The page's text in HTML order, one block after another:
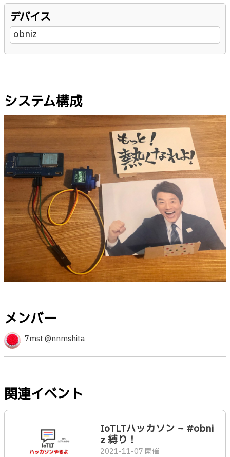
デバイス
obniz
システム構成
メンバー
7mst @nnmshita
関連イベント
IoTLTハッカソン ~ #obni
z 縛り！
2021-11-07 開催